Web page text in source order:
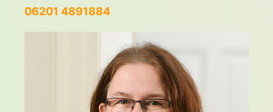
06201 4891884